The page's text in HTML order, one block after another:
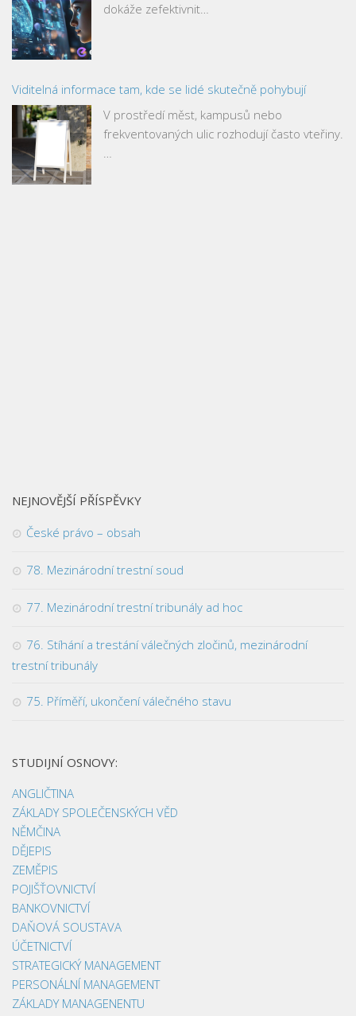
dokáže zefektivnit…
Viditelná informace tam, kde se lidé skutečně pohybují
V prostředí měst, kampusů nebo
frekventovaných ulic rozhodují často vteřiny.
NEJNOVĚJŠÍ PŘÍSPĚVKY
České právo – obsah
78. Mezinárodní trestní soud
77. Mezinárodní trestní tribunály ad hoc
76. Stíhání a trestání válečných zločinů, mezinárodní
trestní tribunály
75. Příměří, ukončení válečného stavu
STUDIJNÍ OSNOVY:
ANGLIČTINA
ZÁKLADY SPOLEČENSKÝCH VĚD
NĚMČINA
DĚJEPIS
ZEMĚPIS
POJIŠŤOVNICTVÍ
BANKOVNICTVÍ
DAŇOVÁ SOUSTAVA
ÚČETNICTVÍ
STRATEGICKÝ MANAGEMENT
PERSONÁLNÍ MANAGEMENT
ZÁKLADY MANAGENENTU